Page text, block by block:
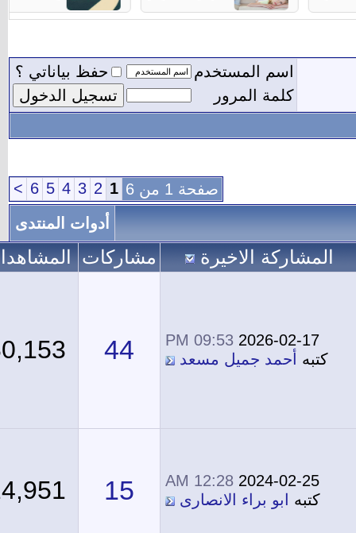
اسم المستخدم
حفظ بياناتي ؟
كلمة المرور
صفحة 1 من 6 1
2
3
4
5
6
>
أدوات المنتدى
الاخيرة مشاركات المشاهدات
2026-02-17
09:53 PM
كتبهأحمد جميل مسعد 44
80,153
2024-02-25
12:28 AM
كتبهابو براء الانصارى 15
24,951